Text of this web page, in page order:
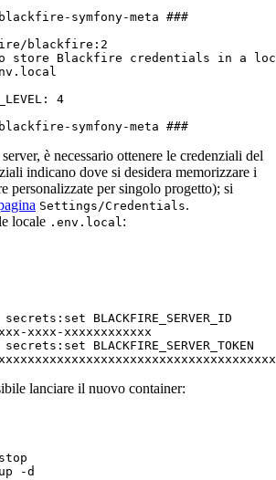
symfony-meta ###
blackfire:2
to store Blackfire credentials in a
4
symfony-meta ###
è necessario ottenere le credenziali del
indicano dove si desidera memorizzare i
personalizzate per singolo progetto); si
Settings/Credentials.
locale .env.local:
secrets: set
xxxx-xxxxxxxxxxxx
secrets: set
lanciare il nuovo container:
-d